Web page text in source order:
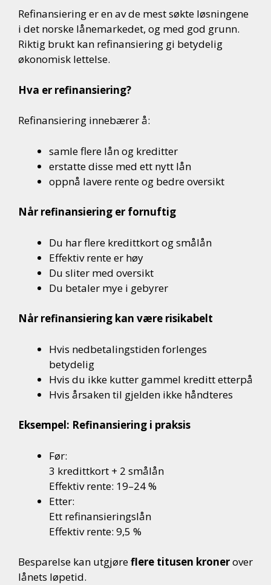
Refinansiering er en av de mest søkte løsningene
i det norske lånemarkedet, og med god grunn.
Riktig brukt kan refinansiering gi betydelig
økonomisk lettelse.
Hva er refinansiering?
Refinansiering innebærer å:
samle flere lån og kreditter
erstatte disse med ett nytt lån
oppnå lavere rente og bedre oversikt
Når refinansiering er fornuftig
Du har flere kredittkort og smålån
Effektiv rente er høy
Du sliter med oversikt
Du betaler mye i gebyrer
Når refinansiering kan være risikabelt
Hvis nedbetalingstiden forlenges
betydelig
Hvis du ikke kutter gammel kreditt etterpå
Hvis årsaken til gjelden ikke håndteres
Eksempel: Refinansiering i praksis
Før:
3 kredittkort + 2 smålån
Effektiv rente: 19–24 %
Etter:
Ett refinansieringslån
Effektiv rente: 9,5 %
Besparelse kan utgjøreflere titusen kronerover
lånets løpetid.